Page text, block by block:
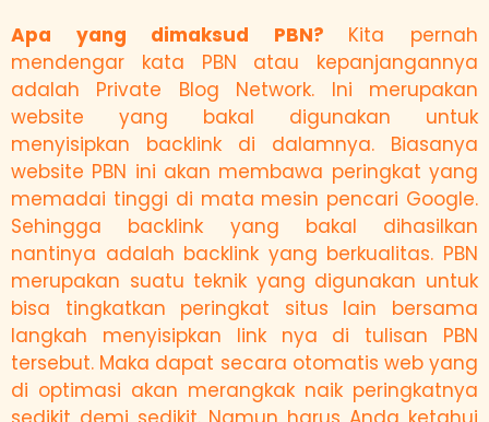
Apa yang dimaksud PBN? Kita pernah
mendengar kata PBN atau kepanjangannya
adalah Private Blog Network. Ini merupakan
website yang bakal digunakan untuk
menyisipkan backlink di dalamnya. Biasanya
website PBN ini akan membawa peringkat yang
memadai tinggi di mata mesin pencari Google.
Sehingga backlink yang bakal dihasilkan
nantinya adalah backlink yang berkualitas. PBN
merupakan suatu teknik yang digunakan untuk
bisa tingkatkan peringkat situs lain bersama
langkah menyisipkan link nya di tulisan PBN
tersebut. Maka dapat secara otomatis web yang
di optimasi akan merangkak naik peringkatnya